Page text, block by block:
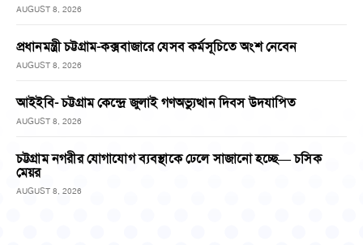
AUGUST 8, 2026
প্রধানমন্ত্রী চট্টগ্রাম-কক্সবাজারে যেসব কর্মসূচিতে অংশ নেবেন
AUGUST 8, 2026
আইইবি- চট্টগ্রাম কেন্দ্রে জুলাই গণঅভ্যুত্থান দিবস উদযাপিত
AUGUST 8, 2026
চট্টগ্রাম নগরীর যোগাযোগ ব্যবস্থাকে ঢেলে সাজানো হচ্ছে— চসিক
মেয়র
AUGUST 8, 2026